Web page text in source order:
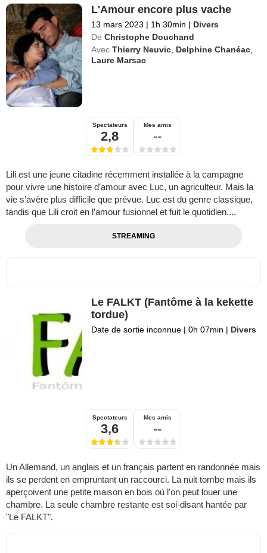
L'Amour encore plus vache
13 mars 2023 | 1h 30min | Divers
De Christophe Douchand
Avec Thierry Neuvic Delphine Chanéac
Laure Marsac
Spectateurs
2,8
Mes amis
--
Lili est une jeune citadine récemment installée à la campagne
pour vivre une histoire d’amour avec Luc, un agriculteur. Mais la
vie s’avère plus difficile que prévue. Luc est du genre classique,
tandis que Lili croit en l’amour fusionnel et fuit le quotidien....
STREAMING
Le FALKT (Fantôme à la kekette
tordue)
Date de sortie inconnue | 0h 07min | Divers
Spectateurs
3,6
Mes amis
--
Un Allemand, un anglais et un français partent en randonnée mais
ils se perdent en empruntant un raccourci. La nuit tombe mais ils
aperçoivent une petite maison en bois où l'on peut louer une
chambre. La seule chambre restante est soi-disant hantée par
"Le FALKT".